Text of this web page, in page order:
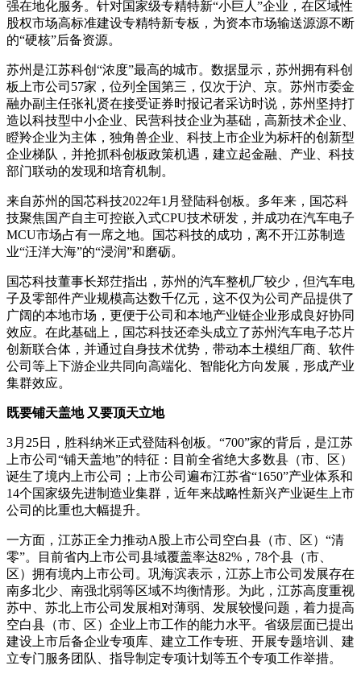
强在地化服务。针对国家级专精特新“小巨人”企业，在区域性
股权市场高标准建设专精特新专板，为资本市场输送源源不断
的“硬核”后备资源。
苏州是江苏科创“浓度”最高的城市。数据显示，苏州拥有科创
板上市公司57家，位列全国第三，仅次于沪、京。苏州市委金
融办副主任张礼贤在接受证券时报记者采访时说，苏州坚持打
造以科技型中小企业、民营科技企业为基础，高新技术企业、
瞪羚企业为主体，独角兽企业、科技上市企业为标杆的创新型
企业梯队，并抢抓科创板政策机遇，建立起金融、产业、科技
部门联动的发现和培育机制。
来自苏州的国芯科技2022年1月登陆科创板。多年来，国芯科
技聚焦国产自主可控嵌入式CPU技术研发，并成功在汽车电子
MCU市场占有一席之地。国芯科技的成功，离不开江苏制造
业“汪洋大海”的“浸润”和磨砺。
国芯科技董事长郑茳指出，苏州的汽车整机厂较少，但汽车电
子及零部件产业规模高达数千亿元，这不仅为公司产品提供了
广阔的本地市场，更便于公司和本地产业链企业形成良好协同
效应。在此基础上，国芯科技还牵头成立了苏州汽车电子芯片
创新联合体，并通过自身技术优势，带动本土模组厂商、软件
公司等上下游企业共同向高端化、智能化方向发展，形成产业
集群效应。
既要铺天盖地 又要顶天立地
3月25日，胜科纳米正式登陆科创板。“700”家的背后，是江苏
上市公司“铺天盖地”的特征：目前全省绝大多数县（市、区）
诞生了境内上市公司；上市公司遍布江苏省“1650”产业体系和
14个国家级先进制造业集群，近年来战略性新兴产业诞生上市
公司的比重也大幅提升。
一方面，江苏正全力推动A股上市公司空白县（市、区）“清
零”。目前省内上市公司县域覆盖率达82%，78个县（市、
区）拥有境内上市公司。巩海滨表示，江苏上市公司发展存在
南多北少、南强北弱等区域不均衡情形。为此，江苏高度重视
苏中、苏北上市公司发展相对薄弱、发展较慢问题，着力提高
空白县（市、区）企业上市工作的能力水平。省级层面已提出
建设上市后备企业专项库、建立工作专班、开展专题培训、建
立专门服务团队、指导制定专项计划等五个专项工作举措。